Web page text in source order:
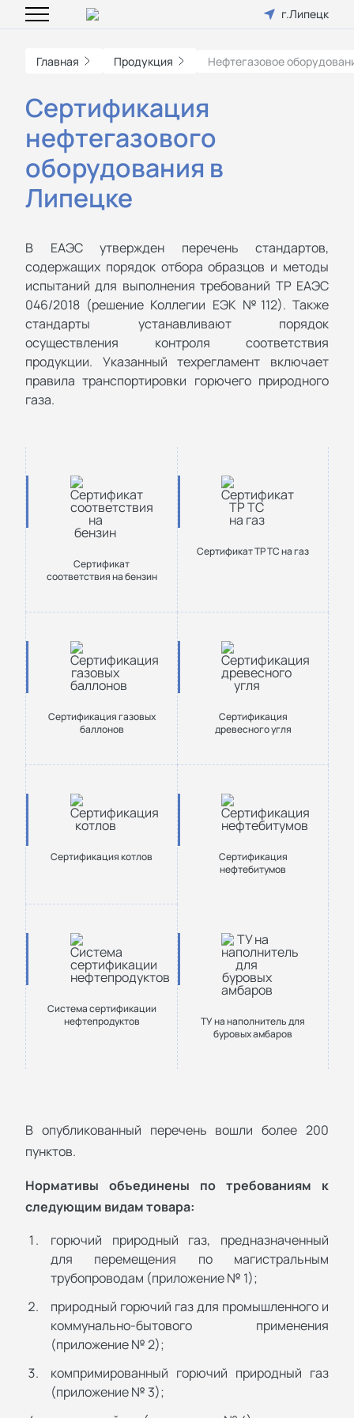
г.Липецк
Главная Продукция Нефтегазовое
Сертификация
нефтегазового
оборудования в
Липецке
В ЕАЭС утвержден перечень стандартов,
содержащих порядок отбора образцов и методы
испытаний для выполнения требований ТР ЕАЭС
046/2018 (решение Коллегии ЕЭК №112). Также
стандарты устанавливают порядок
осуществления контроля соответствия
продукции. Указанный техрегламент включает
правила транспортировки горючего природного
газа.
Сертификат
соответствия на бензин
Сертификат ТР ТС на газ
Сертификация газовых
баллонов
Сертификация
древесного угля
Сертификация котлов
Сертификация
нефтебитумов
Система сертификации
нефтепродуктов
ТУ на наполнитель для
буровых амбаров
В опубликованный перечень вошли более 200
пунктов.
Нормативы объединены по требованиям к
следующим видам товара:
горючий природный газ, предназначенный
для перемещения по магистральным
трубопроводам (приложение № 1);
природный горючий газ для промышленного и
коммунально-бытового применения
(приложение № 2);
компримированный горючий природный газ
(приложение № 3);